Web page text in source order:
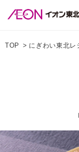
TOP にぎわい東北レ